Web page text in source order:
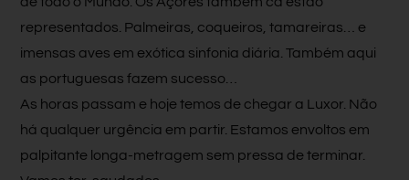
representados. Palmeiras, coqueiros, tamareiras… e
imensas aves em exótica sinfonia diária. Também aqui
as portuguesas fazem sucesso…
As horas passam e hoje temos de chegar a Luxor. Não
há qualquer urgência em partir. Estamos envoltos em
palpitante longa-metragem sem pressa de terminar.